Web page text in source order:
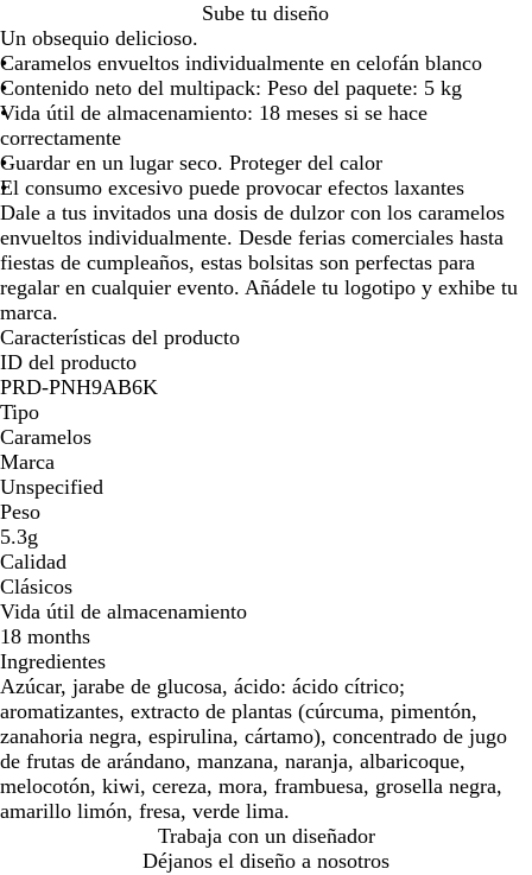
l
a
n
c
o
Sube tu diseño
Un obsequio delicioso.
Caramelos envueltos individualmente en celofán blanco
Contenido neto del multipack: Peso del paquete: 5 kg
Vida útil de almacenamiento: 18 meses si se hace
correctamente
Guardar en un lugar seco. Proteger del calor
El consumo excesivo puede provocar efectos laxantes
Dale a tus invitados una dosis de dulzor con los caramelos
envueltos individualmente. Desde ferias comerciales hasta
fiestas de cumpleaños, estas bolsitas son perfectas para
regalar en cualquier evento. Añádele tu logotipo y exhibe tu
marca.
Características del producto
ID del producto
PRD-PNH9AB6K
Tipo
Caramelos
Marca
Unspecified
Peso
5.3g
Calidad
Clásicos
Vida útil de almacenamiento
18 months
Ingredientes
Azúcar, jarabe de glucosa, ácido: ácido cítrico;
aromatizantes, extracto de plantas (cúrcuma, pimentón,
zanahoria negra, espirulina, cártamo), concentrado de jugo
de frutas de arándano, manzana, naranja, albaricoque,
melocotón, kiwi, cereza, mora, frambuesa, grosella negra,
amarillo limón, fresa, verde lima.
Trabaja con un diseñador
Déjanos el diseño a nosotros